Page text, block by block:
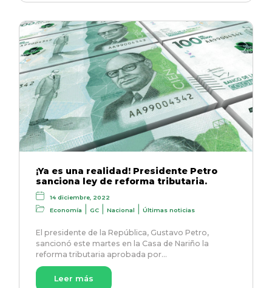
¡Ya es una realidad! Presidente Petro
sanciona ley de reforma tributaria.
14 diciembre, 2022
Economía
|GC |Nacional |Últimas noticias
El presidente de la República, Gustavo Petro,
sancionó este martes en la Casa de Nariño la
reforma tributaria aprobada por…
Leer más